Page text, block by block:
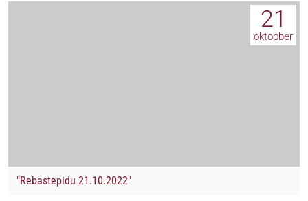
21
oktoober
"Rebastepidu 21.10.2022"